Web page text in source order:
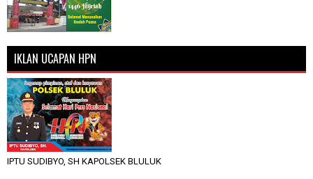
IKLAN UCAPAN HPN
IPTU SUDIBYO, SH KAPOLSEK BLULUK